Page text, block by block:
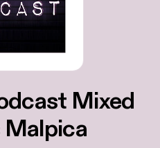
Mixed
Malpica